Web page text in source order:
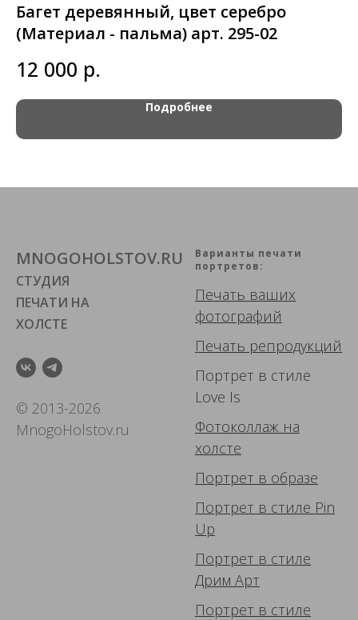
Багет деревянный, цвет серебро
(Материал - пальма) арт. 295-02
12 000 р.
Подробнее
MNOGOHOLSTOV.RU
СТУДИЯ
ПЕЧАТИ НА
ХОЛСТЕ
© 2013-2026
MnogoHolstov.ru
Варианты печати
портретов:
Печать ваших
фотографий
Печать репродукций
Портрет в стиле
Love Is
Фотоколлаж на
холсте
Портрет в образе
Портрет в стиле Pin
Up
Портрет в стиле
Дрим Арт
Портрет в стиле